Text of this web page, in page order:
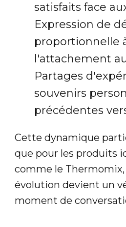
satisfaits face
Expression de
proportionnelle
l'attachement
Partages
souvenirs
précédentes
Cette dynamique
que pour les produits
comme le Thermomix,
évolution devient un
moment de